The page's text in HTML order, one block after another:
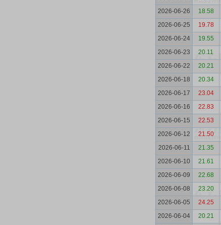
2026-06-26
18.58
2026-06-25
19.78
2026-06-24
19.55
2026-06-23
20.11
2026-06-22
20.21
2026-06-18
20.34
2026-06-17
23.04
2026-06-16
22.83
2026-06-15
22.53
2026-06-12
21.50
2026-06-11
21.35
2026-06-10
21.61
2026-06-09
22.68
2026-06-08
23.20
2026-06-05
24.25
2026-06-04
20.21